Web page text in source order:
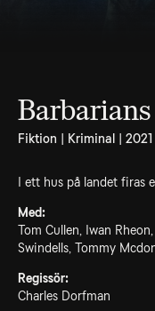
Barbarians
Fiktion | Kriminal |
I ett hus på landet firas
Med:
Tom Cullen, Iwan
Swindells, Tommy
Regissör:
Charles Dorfman